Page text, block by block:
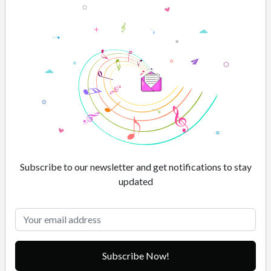
o
b
o
Subscribe to our newsletter and get notifications to stay
updated
Subscribe Now!